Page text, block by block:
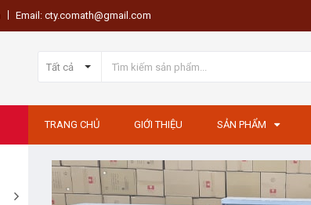
Email: cty.comath@gmail.com
Tất cả
TRANG CHỦ GIỚI THIỆU SẢN PHẨM